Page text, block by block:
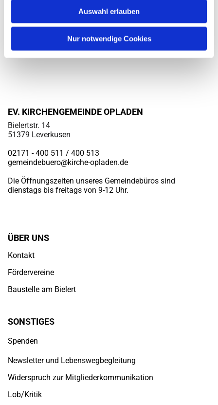
Auswahl erlauben
Nur notwendige Cookies
EV. KIRCHENGEMEINDE OPLADEN
Bielertstr. 14
51379 Leverkusen
02171 - 400 511 / 400 513
gemeindebuero@kirche-opladen.de
Die Öffnungszeiten unseres Gemeindebüros sind
dienstags bis freitags von 9-12 Uhr.
ÜBER UNS
Kontakt
Fördervereine
Baustelle am Bielert
SONSTIGES
Spenden
Newsletter und Lebenswegbegleitung
Widerspruch zur Mitgliederkommunikation
Lob/Kritik